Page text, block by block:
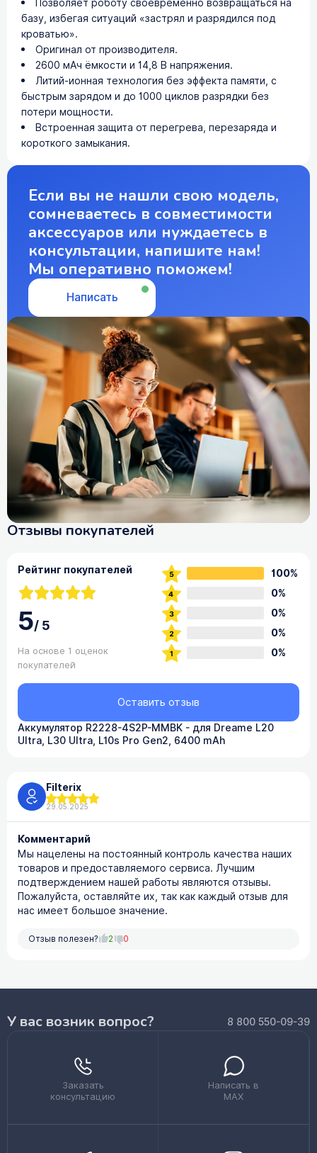
базу, избегая ситуаций «застрял и разрядился под
кроватью».
Оригинал от производителя.
2600 мАч ёмкости и 14,8 В напряжения.
Литий-ионная технология без эффекта памяти, с
быстрым зарядом и до 1000 циклов разрядки без
потери мощности.
Встроенная защита от перегрева, перезаряда и
короткого замыкания.
Если вы не нашли свою модель,
сомневаетесь в совместимости
аксессуаров или нуждаетесь в
консультации, напишите нам!
Мы оперативно поможем!
Написать
Отзывы покупателей
Рейтинг покупателей
5/5
На основе 1 оценок
покупателей
100%
0%
0%
0%
0%
Аккумулятор R2228-4S2P-MMBK - для Dreame L20
Ultra, L30 Ultra, L10s Pro Gen2, 6400 mAh
Оставить отзыв
Filterix
29.05.2025
Комментарий
Мы нацелены на постоянный контроль качества наших
товаров и предоставляемого сервиса. Лучшим
подтверждением нашей работы являются отзывы.
Пожалуйста, оставляйте их, так как каждый отзыв для
нас имеет большое значение.
Отзыв полезен? 2 0
У вас возник вопрос? 8 800 550-09-39
Заказать
консультацию
Написать в
MAX